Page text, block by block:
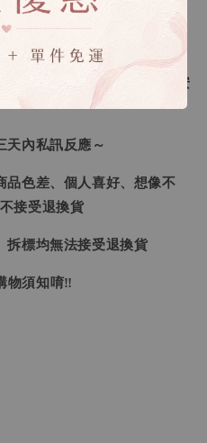
請注意訊息及信箱收件
網購入，皆為正品，您可以安
天內私訊反應～
品色差、個人喜好、想像不
接受退換貨
拆標均無法接受退換貨
物須知唷‼